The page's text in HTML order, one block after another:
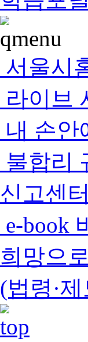
서울시
라이브
내 손안
불합리
신고센터
e-book
희망으
(법령·